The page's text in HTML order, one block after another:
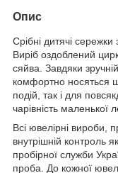
Опис
Срібні дитячі
Виріб оздоблений
сяйва. Завдяки
комфортно носяться
подій, так і для
чарівність маленької
Всі ювелірні вироби,
внутрішній контроль
пробірної служби
проба. До кожної